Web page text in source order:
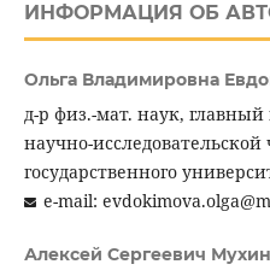
ИНФОРМАЦИЯ ОБ
Ольга Владимировна
д-р физ.-мат. наук,
научно-исследовательской
государственного
e-mail:
Алексей Сергеевич Мухин